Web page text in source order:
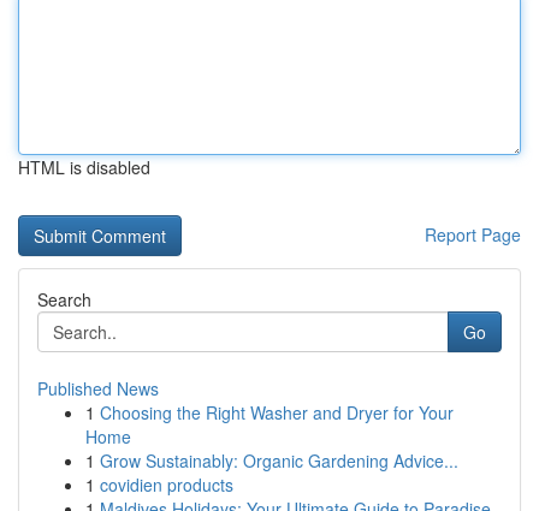
HTML is disabled
Report Page
Search
Go
Published News
1 Choosing the Right Washer and Dryer for Your
Home
1 Grow Sustainably: Organic Gardening Advice...
1 covidien products